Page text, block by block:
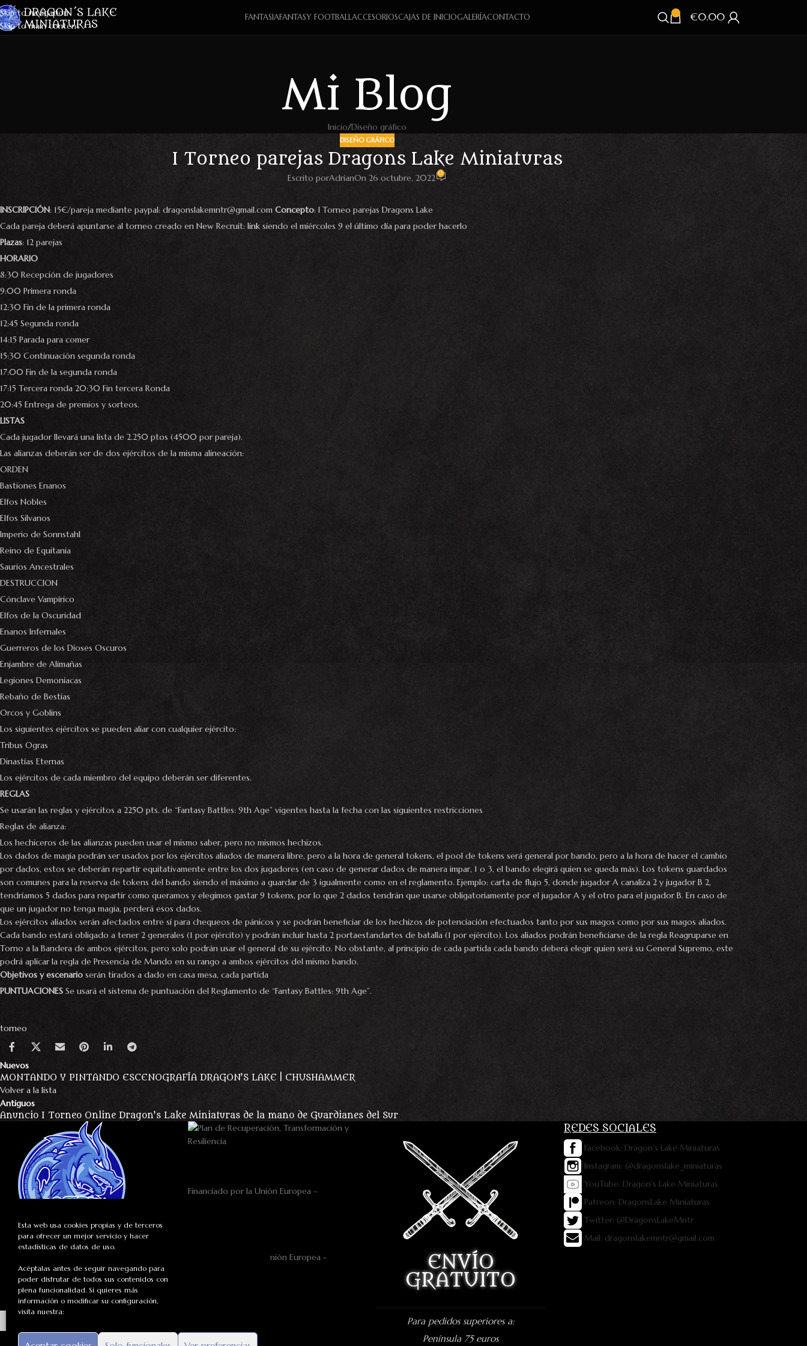
Esta web usa cookies propias y de terceros
para ofrecer un mejor servicio y hacer
estadísticas de datos de uso.
Acéptalas antes de seguir navegando para
poder disfrutar de todos sus contenidos con
plena funcionalidad. Si quieres más
información o modificar su configuración,
visita nuestra:
Skip to navigation
Skip to main content
FANTASIAFANTASY FOOTBALLACCESORIOSCAJAS DE INICIOGALERÍACONTACTO €0.00
Mi Blog
Inicio Diseño gráfico
DISEÑO GRÁFICO
I Torneo parejas Dragons Lake Miniaturas
Escrito porAdrianOn 26 octubre, 2022 0
INSCRIPCIÓN: 15€/pareja mediante paypal: dragonslakemntr@gmail.com Concepto: I Torneo parejas Dragons Lake
Cada pareja deberá apuntarse al torneo creado en New Recruit: link siendo el miércoles 9 el último día para poder hacerlo
Plazas: 12 parejas
HORARIO
8:30 Recepción de jugadores
9:00 Primera ronda
12:30 Fin de la primera ronda
12:45 Segunda ronda
14:15 Parada para comer
15:30 Continuación segunda ronda
17:00 Fin de la segunda ronda
17:15 Tercera ronda 20:30 Fin tercera Ronda
20:45 Entrega de premios y sorteos.
LISTAS
Cada jugador llevará una lista de 2.250 ptos (4500 por pareja).
Las alianzas deberán ser de dos ejércitos de la misma alineación:
ORDEN
Bastiones Enanos
Elfos Nobles
Elfos Silvanos
Imperio de Sonnstahl
Reino de Equitania
Saurios Ancestrales
DESTRUCCION
Cónclave Vampírico
Elfos de la Oscuridad
Enanos Infernales
Guerreros de los Dioses Oscuros
Enjambre de Alimañas
Legiones Demoniacas
Rebaño de Bestias
Orcos y Goblins
Los siguientes ejércitos se pueden aliar con cualquier ejército:
Tribus Ogras
Dinastías Eternas
Los ejércitos de cada miembro del equipo deberán ser diferentes.
REGLAS
Se usarán las reglas y ejércitos a 2250 pts. de “Fantasy Battles: 9th Age” vigentes hasta la fecha con las siguientes restricciones
Reglas de alianza:
Los hechiceros de las alianzas pueden usar el mismo saber, pero no mismos hechizos.
Los dados de magia podrán ser usados por los ejércitos aliados de manera libre, pero a la hora de general tokens, el pool de tokens será general por bando, pero a la hora de hacer el cambio
por dados, estos se deberán repartir equitativamente entre los dos jugadores (en caso de generar dados de manera impar, 1 o 3, el bando elegirá quien se queda más). Los tokens guardados
son comunes para la reserva de tokens del bando siendo el máximo a guardar de 3 igualmente como en el reglamento. Ejemplo: carta de flujo 5, donde jugador A canaliza 2 y jugador B 2,
tendríamos 5 dados para repartir como queramos y elegimos gastar 9 tokens, por lo que 2 dados tendrán que usarse obligatoriamente por el jugador A y el otro para el jugador B. En caso de
que un jugador no tenga magia, perderá esos dados.
Los ejércitos aliados serán afectados entre sí para chequeos de pánicos y se podrán beneficiar de los hechizos de potenciación efectuados tanto por sus magos como por sus magos aliados.
Cada bando estará obligado a tener 2 generales (1 por ejército) y podrán incluir hasta 2 portaestandartes de batalla (1 por ejército). Los aliados podrán beneficiarse de la regla Reagruparse en
Torno a la Bandera de ambos ejércitos, pero solo podrán usar el general de su ejército. No obstante, al principio de cada partida cada bando deberá elegir quien será su General Supremo, este
podrá aplicar la regla de Presencia de Mando en su rango a ambos ejércitos del mismo bando.
Objetivos y escenario serán tirados a dado en casa mesa, cada partida
PUNTUACIONES Se usará el sistema de puntuación del Reglamento de “Fantasy Battles: 9th Age”.
torneo
Nuevos
MONTANDO Y PINTANDO ESCENOGRAFÍA DRAGON’S LAKE | CHUSHAMMER
Volver a la lista
Antiguos
Anuncio I Torneo Online Dragon’s Lake Miniaturas de la mano de Guardianes del Sur
Empresa de diseño e impresión
de miniaturas para wargames.
Financiado por la Unión Europea –
ENVÍO
GRATUITO
Para pedidos superiores a:
Península 75 euros
REDES SOCIALES
Facebook: Dragon's Lake Miniaturas
Instagram: @dragonslake_miniaturas
YouTube: Dragon's Lake Miniaturas
Patreon: DragonsLake Miniaturas
Twitter: @DragonsLakeMntr
Mail: dragonslakemntr@gmail.com